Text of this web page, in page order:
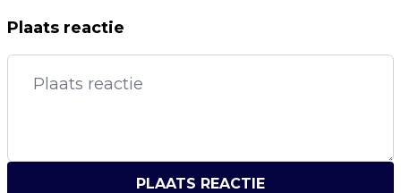
Plaats reactie
PLAATS REACTIE